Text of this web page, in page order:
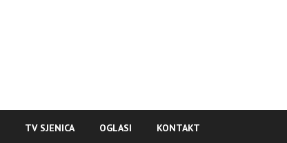
TV SJENICA OGLASI KONTAKT